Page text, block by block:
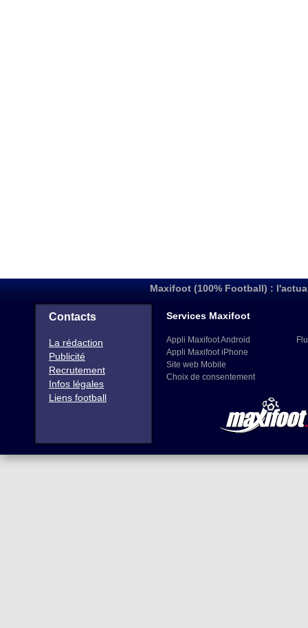
Maxifoot (100% Football) :
Contacts
La rédaction
Publicité
Recrutement
Infos légales
Liens football
Services Maxifoot
Appli Maxifoot Android
Appli Maxifoot iPhone
Site web Mobile
Choix de consentement